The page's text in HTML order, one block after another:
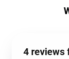
4 reviews